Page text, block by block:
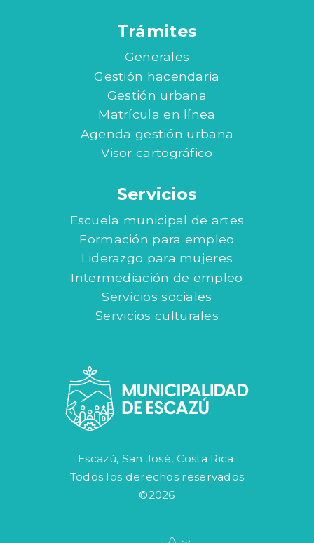
Trámites
Generales
Gestión hacendaria
Gestión urbana
Matrícula en línea
Agenda gestión urbana
Visor cartográfico
Servicios
Escuela municipal de artes
Formación para empleo
Liderazgo para mujeres
Intermediación de empleo
Servicios sociales
Servicios culturales
Escazú, San José, Costa Rica.
Todos los derechos reservados
©2026